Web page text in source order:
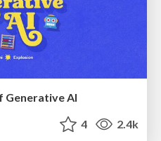
Generative AI
4 2.4k